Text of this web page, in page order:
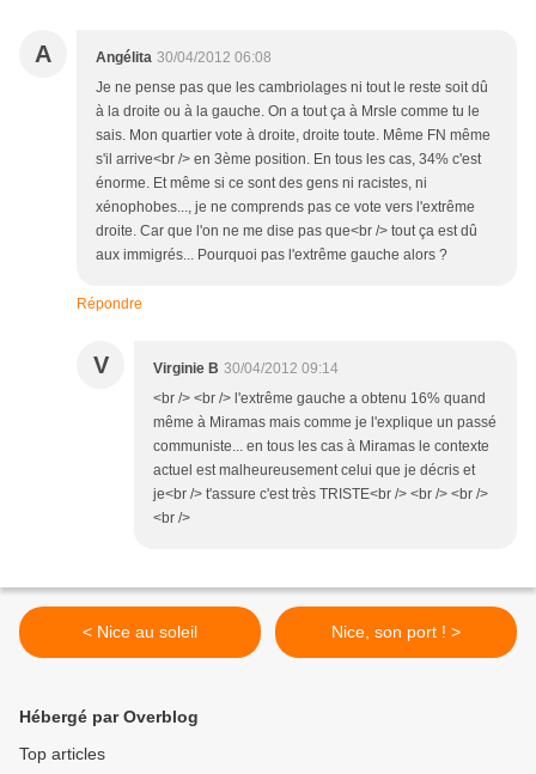
A Angélita 30/04/2012 06:08
Je ne pense pas que les cambriolages ni tout le reste soit dû
à la droite ou à la gauche. On a tout ça à Mrsle comme tu le
sais. Mon quartier vote à droite, droite toute. Même FN même
s'il arrive<br /> en 3ème position. En tous les cas, 34% c'est
énorme. Et même si ce sont des gens ni racistes, ni
xénophobes..., je ne comprends pas ce vote vers l'extrême
droite. Car que l'on ne me dise pas que<br /> tout ça est dû
aux immigrés... Pourquoi pas l'extrême gauche alors ?
Répondre
V Virginie B 30/04/2012 09:14
<br /> <br /> l'extrême gauche a obtenu 16% quand
même à Miramas mais comme je l'explique un passé
communiste... en tous les cas à Miramas le contexte
actuel est malheureusement celui que je décris et
je<br /> t'assure c'est très TRISTE<br /> <br /> <br />
<br />
< Nice au soleil Nice, son port ! >
Hébergé par Overblog
Top articles